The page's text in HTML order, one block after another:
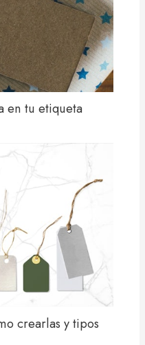
en tu etiqueta
crearlas y tipos